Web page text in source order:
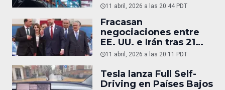
11 abril, 2026 a las 20:44 PDT
Fracasan
negociaciones entre
EE. UU. e Irán tras 21
horas
11 abril, 2026 a las 20:11 PDT
Tesla lanza Full Self-
Driving en Países Bajos